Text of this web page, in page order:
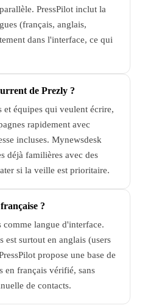
PressPilot inclut la
(français, anglais,
dans l'interface, ce qui
de Prezly ?
et équipes qui veulent écrire,
rapidement avec
incluses. Mynewsdesk
déjà familières avec des
si la veille est prioritaire.
?
langue d'interface.
est surtout en anglais (users
propose une base de
en français vérifié, sans
de contacts.